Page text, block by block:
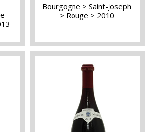
Bourgogne
Saint-Joseph
Rouge
2010